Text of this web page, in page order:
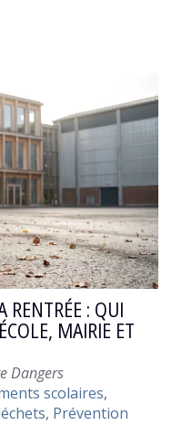
RENTRÉE : QUI
MAIRIE ET
Dangers
scolaires,
, Prévention